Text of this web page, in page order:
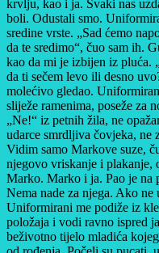
krvlju, kao i ja. Svaki nas
boli. Odustali smo.
sredine vrste. „Sad ćemo
da te sredimo“, čuo sam ih.
kao da mi je izbijen iz pluća.
da ti sečem levo ili desno
molećivo gledao.
sliježe ramenima, poseže za
„Ne!“ iz petnih žila, ne
udarce smrdljiva čovjeka, ne
Vidim samo Markove suze,
njegovo vriskanje i plakanje,
Marko. Marko i ja. Pao je na
Nema nade za njega. Ako ne
Uniformirani me podiže iz
položaja i vodi ravno ispred
beživotno tijelo mladića